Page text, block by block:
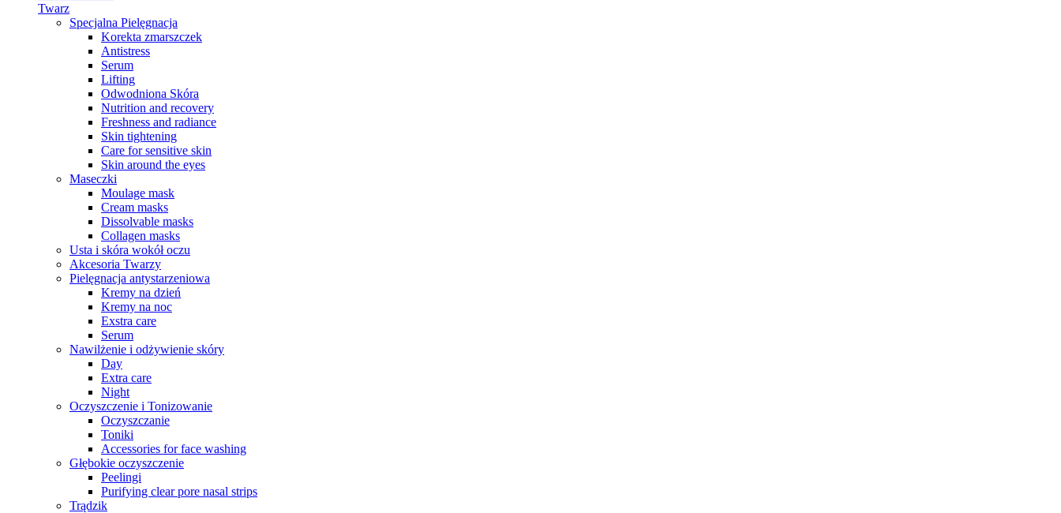
Twarz
Specjalna Pielęgnacja
Korekta zmarszczek
Antistress
Serum
Lifting
Odwodniona Skóra
Nutrition and recovery
Freshness and radiance
Skin tightening
Care for sensitive skin
Skin around the eyes
Maseczki
Moulage mask
Cream masks
Dissolvable masks
Collagen masks
Usta i skóra wokół oczu
Akcesoria Twarzy
Pielęgnacja antystarzeniowa
Kremy na dzień
Kremy na noc
Exstra care
Serum
Nawilżenie i odżywienie skóry
Day
Extra care
Night
Oczyszczenie i Tonizowanie
Oczyszczanie
Toniki
Accessories for face washing
Głębokie oczyszczenie
Peelingi
Purifying clear pore nasal strips
Trądzik